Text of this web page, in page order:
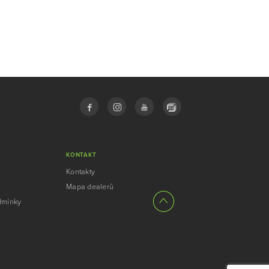
KONTAKT
Kontakty
Mapa dealerů